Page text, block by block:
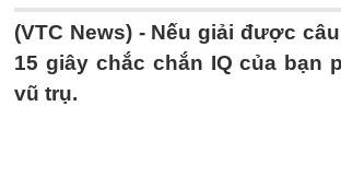
(VTC News) - Nếu giải được
15 giây chắc chắn IQ của bạn
vũ trụ.